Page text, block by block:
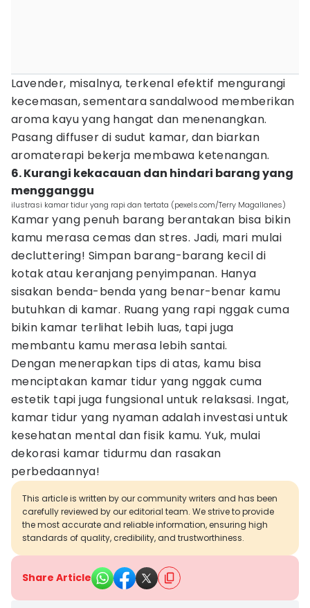
Lavender, misalnya, terkenal efektif mengurangi
kecemasan, sementara sandalwood memberikan
aroma kayu yang hangat dan menenangkan.
Pasang diffuser di sudut kamar, dan biarkan
aromaterapi bekerja membawa ketenangan.
6. Kurangi kekacauan dan hindari barang yang
mengganggu
ilustrasi kamar tidur yang rapi dan tertata (pexels.com/Terry Magallanes)
Kamar yang penuh barang berantakan bisa bikin
kamu merasa cemas dan stres. Jadi, mari mulai
decluttering! Simpan barang-barang kecil di
kotak atau keranjang penyimpanan. Hanya
sisakan benda-benda yang benar-benar kamu
butuhkan di kamar. Ruang yang rapi nggak cuma
bikin kamar terlihat lebih luas, tapi juga
membantu kamu merasa lebih santai.
Dengan menerapkan tips di atas, kamu bisa
menciptakan kamar tidur yang nggak cuma
estetik tapi juga fungsional untuk relaksasi. Ingat,
kamar tidur yang nyaman adalah investasi untuk
kesehatan mental dan fisik kamu. Yuk, mulai
dekorasi kamar tidurmu dan rasakan
perbedaannya!
This article is written by our community writers and has been
carefully reviewed by our editorial team. We strive to provide
the most accurate and reliable information, ensuring high
standards of quality, credibility, and trustworthiness.
Share Article